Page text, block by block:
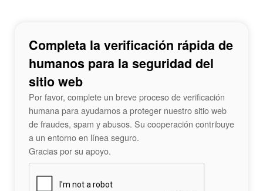
Completa la verificación rápida de
humanos para la seguridad del
sitio web
Por favor, complete un breve proceso de verificación
humana para ayudarnos a proteger nuestro sitio web
de fraudes, spam y abusos. Su cooperación contribuye
a un entorno en línea seguro.
Gracias por su apoyo.